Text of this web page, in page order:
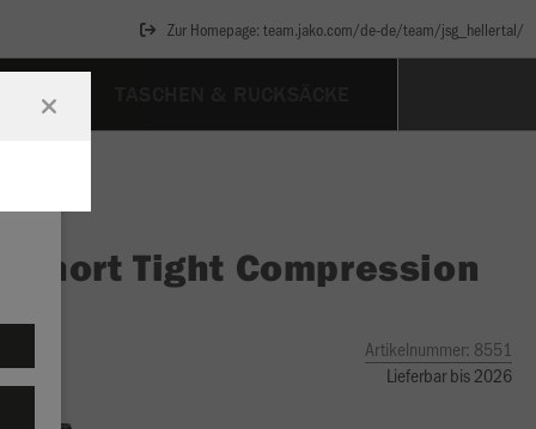
Zur Homepage: team.jako.com/de-de/team/jsg_hellertal/
Short Tight Compression
Artikelnummer: 8551
Lieferbar bis 2026